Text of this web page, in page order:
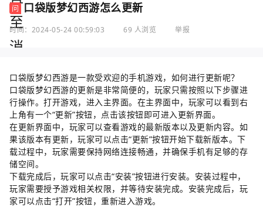
问 口袋版梦幻西游怎么更新
时间：2024-05-24 00:59:03 69 人浏览 举报
口袋版梦幻西游是一款受欢迎的手机游戏，如何进行更新呢？
口袋版梦幻西游的更新是非常简便的，玩家只需按照以下步骤进
行操作。打开游戏，进入主界面。在主界面中，玩家可以看到右
上角有一个“更新”按钮，点击该按钮即可进入更新界面。
在更新界面中，玩家可以查看游戏的最新版本以及更新内容。如
果该版本有更新，玩家可以点击“更新”按钮开始下载新版本。下
载过程中，玩家需要保持网络连接畅通，并确保手机有足够的存
储空间。
下载完成后，玩家可以点击“安装”按钮进行安装。安装过程中，
玩家需要授予游戏相关权限，并等待安装完成。安装完成后，玩
家可以点击“打开”按钮，重新进入游戏。